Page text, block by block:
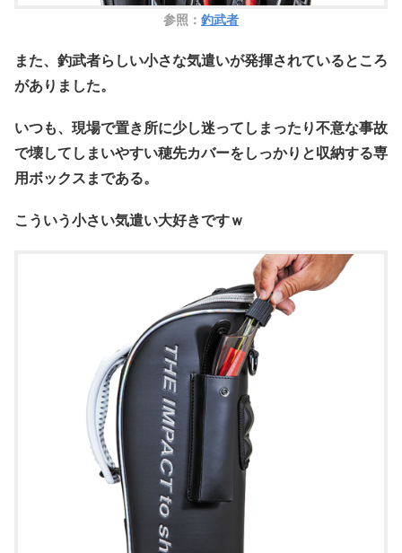
参照： 釣武者
また、釣武者らしい小さな気遣いが発揮されているところ
がありました。
いつも、現場で置き所に少し迷ってしまったり不意な事故
で壊してしまいやすい穂先カバーをしっかりと収納する専
用ボックスまである。
こういう小さい気遣い大好きですｗ